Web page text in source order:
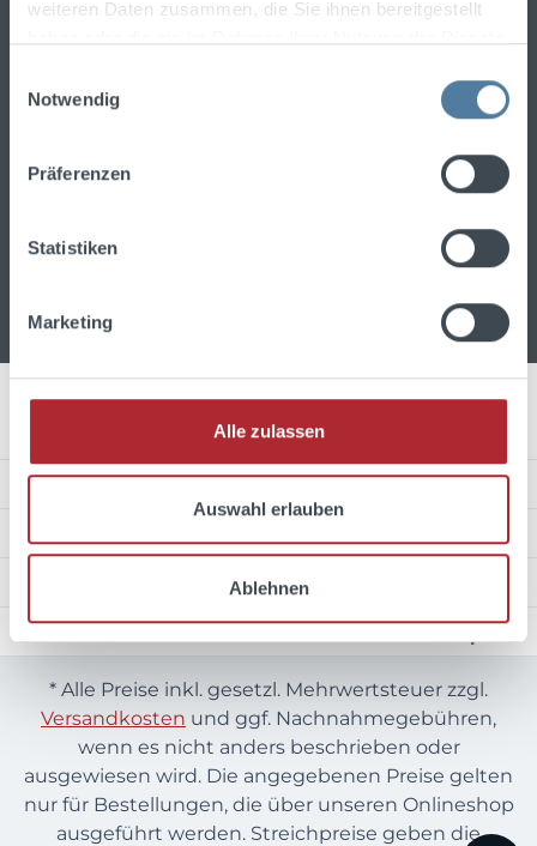
weiteren Daten zusammen, die Sie ihnen bereitgestellt
Notwendig
Präferenzen
Statistiken
Marketing
Alle zulassen
Auswahl erlauben
Ablehnen
Service Hotline
Auszeichnungen
* Alle Preise inkl. gesetzl. Mehrwertsteuer zzgl.
Versandkosten und ggf. Nachnahmegebühren,
wenn es nicht anders beschrieben oder
ausgewiesen wird. Die angegebenen Preise gelten
nur für Bestellungen, die über unseren Onlineshop
ausgeführt werden. Streichpreise geben die